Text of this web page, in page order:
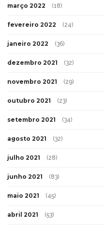
março 2022 (18)
fevereiro 2022 (24)
janeiro 2022 (36)
dezembro 2021 (32)
novembro 2021 (29)
outubro 2021 (23)
setembro 2021 (34)
agosto 2021 (32)
julho 2021 (28)
junho 2021 (83)
maio 2021 (45)
abril 2021 (53)